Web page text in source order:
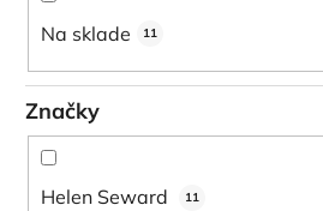
o
Na sklade 11
Značky
Helen Seward 11